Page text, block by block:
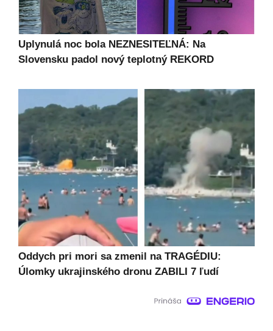
Uplynulá noc bola NEZNESITEĽNÁ: Na
Slovensku padol nový teplotný REKORD
Oddych pri mori sa zmenil na TRAGÉDIU:
Úlomky ukrajinského dronu ZABILI 7 ľudí